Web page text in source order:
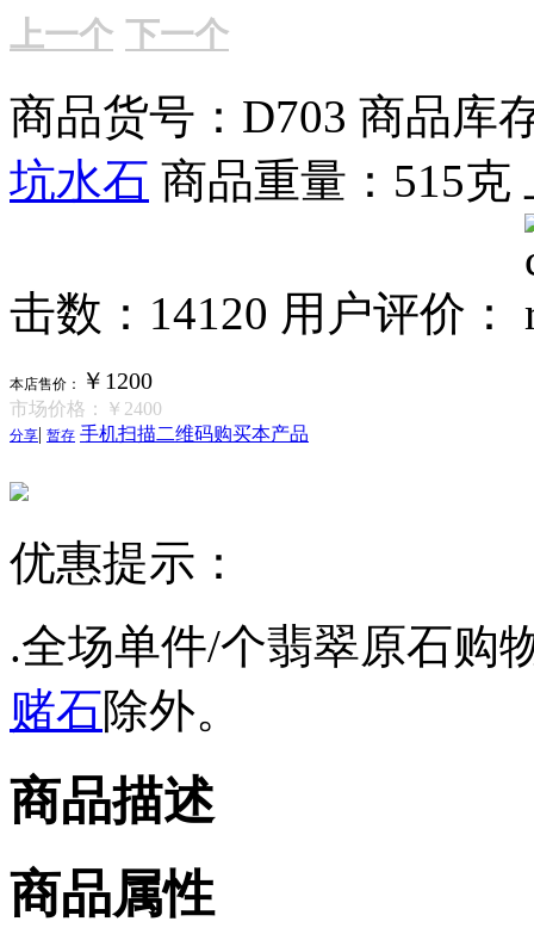
上一个 下一个
商品货号：D703 商品库
坑水石 商品重量：515克
击数：14120 用户评价：
本店售价： ￥1200
市场价格： ￥2400
分享| 暂存 手机扫描二维码购买本产品
优惠提示：
.全场单件/个翡翠原石购
赌石除外。
商品描述
商品属性